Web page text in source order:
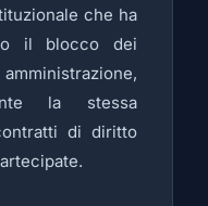
che ha
il blocco dei
la stessa
di diritto